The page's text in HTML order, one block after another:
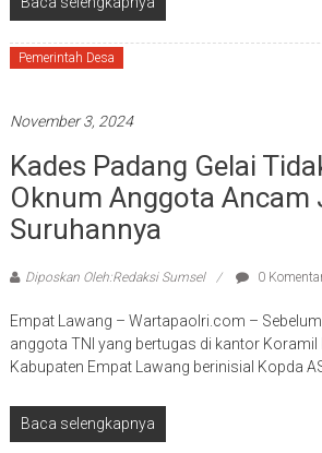
Pemerintah Desa
November 3, 2024
Kades Padang Gelai
Oknum Anggota Ancam
Suruhannya
Diposkan Oleh:Redaksi Sumsel 0
Empat Lawang – Wartapaolri.com –
anggota TNI yang bertugas di kantor
Kabupaten Empat Lawang berinisial Kopda
Baca selengkapnya